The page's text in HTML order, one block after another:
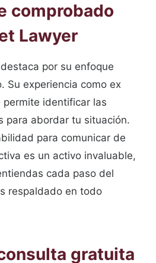
comprobado
Lawyer
por su enfoque
Su experiencia como ex
identificar las
para abordar tu situación.
para comunicar de
es un activo invaluable,
cada paso del
respaldado en todo
gratuita